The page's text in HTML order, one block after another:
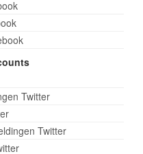
Twitter
Twitter